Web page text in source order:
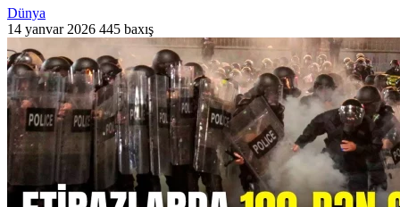
Dünya
14 yanvar 2026 445 baxış